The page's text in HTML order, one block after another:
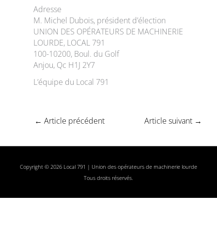
Adresse
M. Michel Dubois, président d’élection
UNION DES OPÉRATEURS DE MACHINERIE
LOURDE, LOCAL 791
100-10200, Boul. du Golf
Anjou, Qc H1J 2Y7
L’équipe du Local 791
← Article précédent Article suivant →
Copyright © 2026 Local 791 | Union des opérateurs de machinerie lourde
Tous droits réservés.